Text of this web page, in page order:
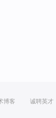
博客 诚聘英才